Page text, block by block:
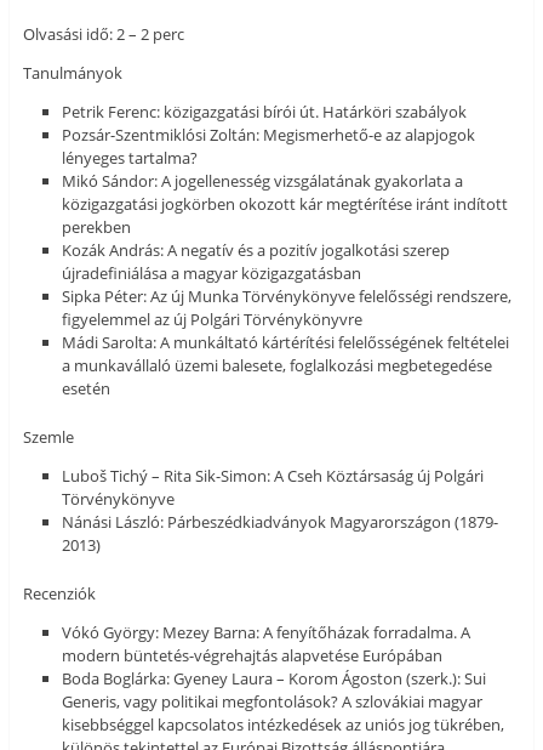
Olvasási idő: 2 – 2 perc
Tanulmányok
Petrik Ferenc: közigazgatási bírói út. Határköri szabályok
Pozsár-Szentmiklósi Zoltán: Megismerhető-e az alapjogok
lényeges tartalma?
Mikó Sándor: A jogellenesség vizsgálatának gyakorlata a
közigazgatási jogkörben okozott kár megtérítése iránt indított
perekben
Kozák András: A negatív és a pozitív jogalkotási szerep
újradefiniálása a magyar közigazgatásban
Sipka Péter: Az új Munka Törvénykönyve felelősségi rendszere,
figyelemmel az új Polgári Törvénykönyvre
Mádi Sarolta: A munkáltató kártérítési felelősségének feltételei
a munkavállaló üzemi balesete, foglalkozási megbetegedése
esetén
Szemle
Luboš Tichý – Rita Sik-Simon: A Cseh Köztársaság új Polgári
Törvénykönyve
Nánási László: Párbeszédkiadványok Magyarországon (1879-
2013)
Recenziók
Vókó György: Mezey Barna: A fenyítőházak forradalma. A
modern büntetés-végrehajtás alapvetése Európában
Boda Boglárka: Gyeney Laura – Korom Ágoston (szerk.): Sui
Generis, vagy politikai megfontolások? A szlovákiai magyar
kisebbséggel kapcsolatos intézkedések az uniós jog tükrében,